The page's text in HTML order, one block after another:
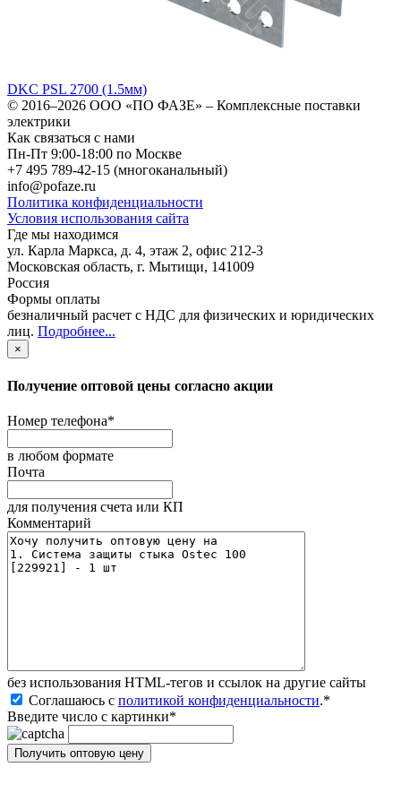
DKC PSL 2700 (1.5мм)
© 2016–2026 ООО «ПО ФАЗЕ» – Комплексные поставки
электрики
Как связаться с нами
Пн-Пт 9:00-18:00 по Москве
+7 495 789-42-15 (многоканальный)
info@pofaze.ru
Политика конфиденциальности
Условия использования сайта
Где мы находимся
ул. Карла Маркса, д. 4, этаж 2, офис 212-3
Московская область, г. Мытищи, 141009
Россия
Формы оплаты
безналичный расчет с НДС для физических и юридических
лиц. Подробнее...
×
Получение оптовой цены согласно акции
Номер телефона*
в любом формате
Почта
для получения счета или КП
Комментарий
без иcпользования HTML-тегов и ссылок на другие сайты
Соглашаюсь с политикой конфиденциальности.*
Введите число с картинки*